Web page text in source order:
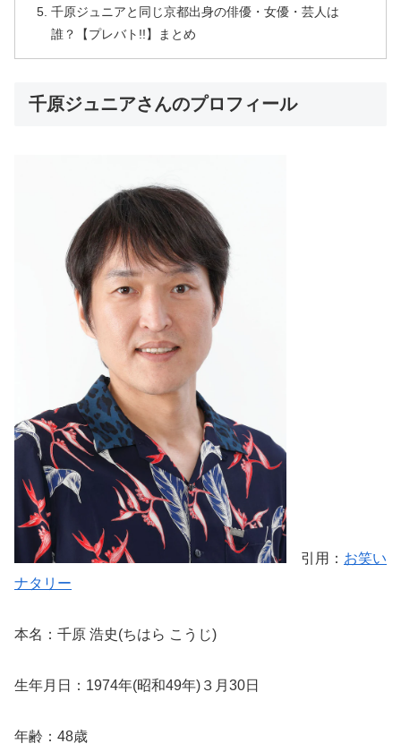
千原ジュニアと同じ京都出身の俳優・女優・芸人は
誰？【プレバト!!】まとめ
千原ジュニアさんのプロフィール
引用： お笑い
ナタリー
本名：千原 浩史(ちはら こうじ)
生年月日：1974年(昭和49年)３月30日
年齢：48歳